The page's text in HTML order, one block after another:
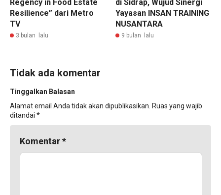
Regency in Food Estate
Resilience” dari Metro
TV
3 bulan lalu
di Sidrap, Wujud Sinergi
Yayasan INSAN TRAINING
NUSANTARA
9 bulan lalu
Tidak ada komentar
Tinggalkan Balasan
Alamat email Anda tidak akan dipublikasikan. Ruas yang wajib
ditandai *
Komentar*